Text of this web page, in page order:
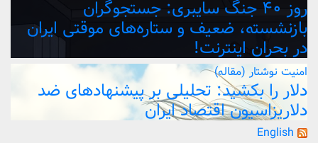
روز ۴۰ جنگ سایبری: جستجوگران
بازنشسته، ضعیف و ستاره‌های موقتی ایران
در بحران اینترنت!
امنیت نوشتار (مقاله)
دلار را بکشید: تحلیلی بر پیشنهادهای ضد
دلاریزاسیون اقتصاد ایران
English